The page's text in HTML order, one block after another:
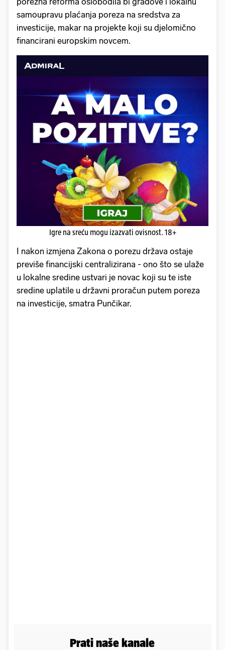
samoupravu plaćanja poreza na sredstva za
investicije, makar na projekte koji su djelomično
financirani europskim novcem.
Igre na sreću mogu izazvati ovisnost. 18+
I nakon izmjena Zakona o porezu država ostaje
previše financijski centralizirana - ono što se ulaže
u lokalne sredine ustvari je novac koji su te iste
sredine uplatile u državni proračun putem poreza
na investicije, smatra Punčikar.
Prati naše kanale